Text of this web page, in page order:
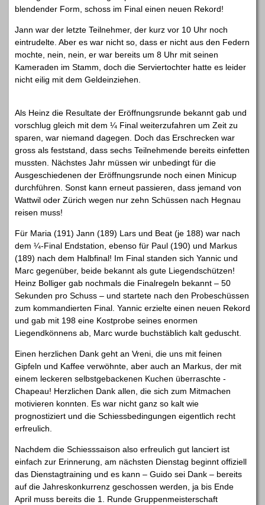
blendender Form, schoss im Final einen neuen Rekord!
Jann war der letzte Teilnehmer, der kurz vor 10 Uhr noch
eintrudelte. Aber es war nicht so, dass er nicht aus den Federn
mochte, nein, nein, er war bereits um 8 Uhr mit seinen
Kameraden im Stamm, doch die Serviertochter hatte es leider
nicht eilig mit dem Geldeinziehen.
Als Heinz die Resultate der Eröffnungsrunde bekannt gab und
vorschlug gleich mit dem ¼ Final weiterzufahren um Zeit zu
sparen, war niemand dagegen. Doch das Erschrecken war
gross als feststand, dass sechs Teilnehmende bereits einfetten
mussten. Nächstes Jahr müssen wir unbedingt für die
Ausgeschiedenen der Eröffnungsrunde noch einen Minicup
durchführen. Sonst kann erneut passieren, dass jemand von
Wattwil oder Zürich wegen nur zehn Schüssen nach Hegnau
reisen muss!
Für Maria (191) Jann (189) Lars und Beat (je 188) war nach
dem ¼-Final Endstation, ebenso für Paul (190) und Markus
(189) nach dem Halbfinal! Im Final standen sich Yannic und
Marc gegenüber, beide bekannt als gute Liegendschützen!
Heinz Bolliger gab nochmals die Finalregeln bekannt – 50
Sekunden pro Schuss – und startete nach den Probeschüssen
zum kommandierten Final. Yannic erzielte einen neuen Rekord
und gab mit 198 eine Kostprobe seines enormen
Liegendkönnens ab, Marc wurde buchstäblich kalt geduscht.
Einen herzlichen Dank geht an Vreni, die uns mit feinen
Gipfeln und Kaffee verwöhnte, aber auch an Markus, der mit
einem leckeren selbstgebackenen Kuchen überraschte -
Chapeau! Herzlichen Dank allen, die sich zum Mitmachen
motivieren konnten. Es war nicht ganz so kalt wie
prognostiziert und die Schiessbedingungen eigentlich recht
erfreulich.
Nachdem die Schiesssaison also erfreulich gut lanciert ist
einfach zur Erinnerung, am nächsten Dienstag beginnt offiziell
das Dienstagtraining und es kann – Guido sei Dank – bereits
auf die Jahreskonkurrenz geschossen werden, ja bis Ende
April muss bereits die 1. Runde Gruppenmeisterschaft